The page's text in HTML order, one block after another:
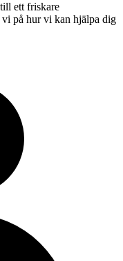
ett friskare
på hur vi kan hjälpa dig